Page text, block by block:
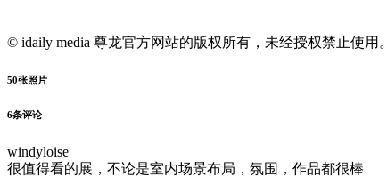
© idaily media 尊龙官方网站的版权所有，未经授权禁止使用。
50张照片
6条评论
windyloise
很值得看的展，不论是室内场景布局，氛围，作品都很棒